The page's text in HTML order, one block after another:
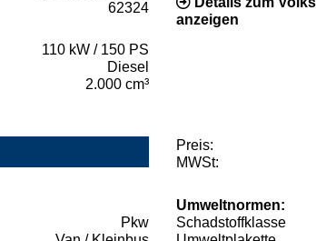
62324
110 kW / 150 PS
Diesel
2.000 cm³
anzeigen
Preis:
MWSt:
Pkw
Umweltnormen:
Schadstoffklasse